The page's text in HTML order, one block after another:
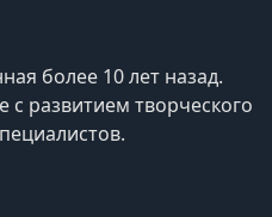
более 10 лет назад.
развитием творческого